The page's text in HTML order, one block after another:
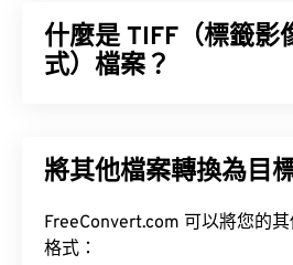
什麼是 TIFF（標籤影
式）檔案？
廣告和桌面出版。
容器
將其他檔案轉換為目
FreeConvert.com 可以將您的其他
格式：